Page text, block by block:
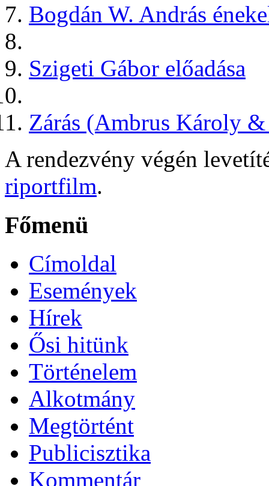
Bogdán W. András
Szigeti Gábor előadása
Zárás (Ambrus Károly
A rendezvény végén
riportfilm.
Főmenü
Címoldal
Események
Hírek
Ősi hitünk
Történelem
Alkotmány
Megtörtént
Publicisztika
Kommentár